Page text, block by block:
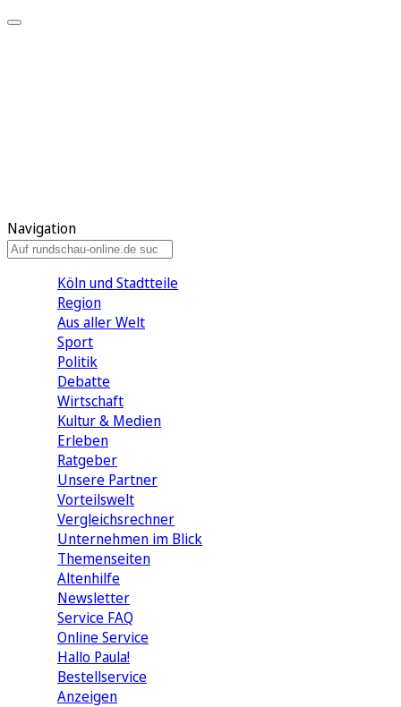
Navigation
Köln und Stadtteile
Region
Aus aller Welt
Sport
Politik
Debatte
Wirtschaft
Kultur & Medien
Erleben
Ratgeber
Unsere Partner
Vorteilswelt
Vergleichsrechner
Unternehmen im Blick
Themenseiten
Altenhilfe
Newsletter
Service FAQ
Online Service
Hallo Paula!
Bestellservice
Anzeigen